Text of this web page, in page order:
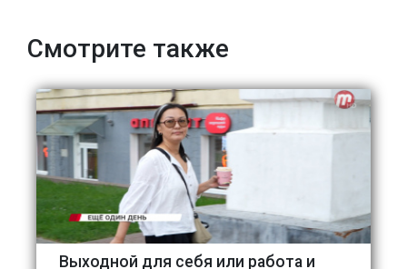
Смотрите также
Выходной для себя или работа и